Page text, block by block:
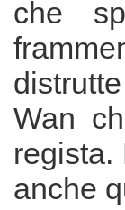
che
Wan
regista.
anche